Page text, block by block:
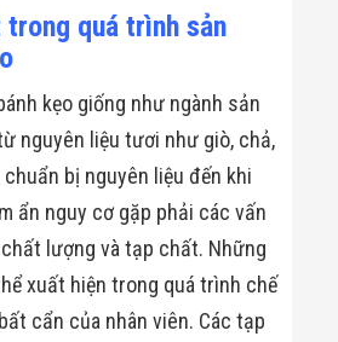
quá trình sản
kẹo giống như ngành sản
nguyên liệu tươi như giò, chả,
bị nguyên liệu đến khi
ẩn nguy cơ gặp phải các vấn
lượng và tạp chất. Những
xuất hiện trong quá trình chế
cẩn của nhân viên. Các tạp